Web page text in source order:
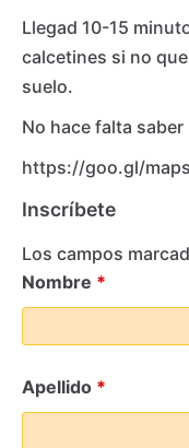
Llegad 10-15
calcetines si no
suelo.
No hace falta saber
https://goo.gl/
Inscríbete
Los campos
Nombre *
Apellido *